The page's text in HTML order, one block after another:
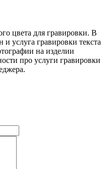
цвета для гравировки. В
услуга гравировки текста
на изделии
про услуги гравировки